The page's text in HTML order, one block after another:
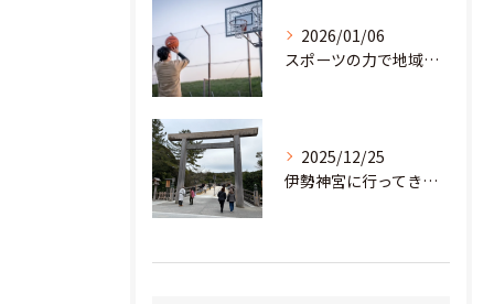
2026/01/06
スポーツの力で地域と教育の未来を創る。部活動の「地域移行」に挑む若き起業家
2025/12/25
伊勢神宮に行ってきました！